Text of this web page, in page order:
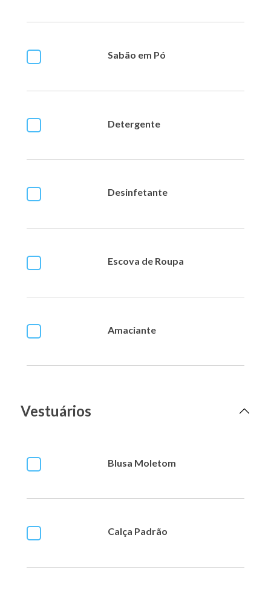
Sabão em Pó
Detergente
Desinfetante
Escova de Roupa
Amaciante
Vestuários
Blusa Moletom
Calça Padrão